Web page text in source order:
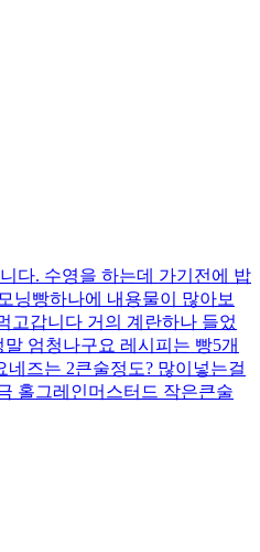
다. 수영을 하는데 가기전에 밥
닝빵하나에 내용물이 많아보
고갑니다 거의 계란하나 들었
엄청나구요 레시피는 빵5개
즈는 2큰술정도? 많이넣는걸
홀그레인머스터드 작은큰술